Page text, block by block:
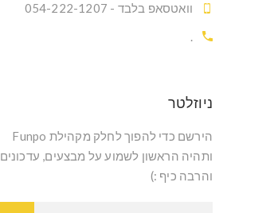
וואטסאפ בלבד - 054-222-1207
.
ניוזלטר
הירשם כדי להפוך לחלק מקהילת Funpo
ותהיה הראשון לשמוע על מבצעים, עדכונים
והרבה כיף :)